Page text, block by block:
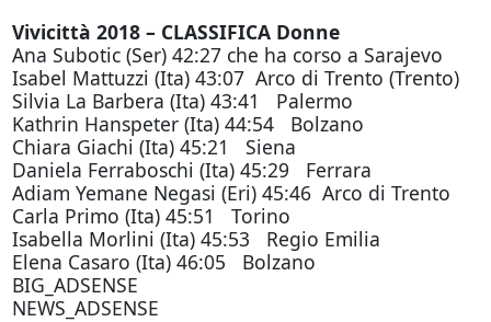
Vivicittà 2018 – CLASSIFICA Donne
Ana Subotic (Ser) 42:27 che ha corso a Sarajevo
Isabel Mattuzzi (Ita) 43:07 Arco di Trento (Trento)
Silvia La Barbera (Ita) 43:41 Palermo
Kathrin Hanspeter (Ita) 44:54 Bolzano
Chiara Giachi (Ita) 45:21 Siena
Daniela Ferraboschi (Ita) 45:29 Ferrara
Adiam Yemane Negasi (Eri) 45:46 Arco di Trento
Carla Primo (Ita) 45:51 Torino
Isabella Morlini (Ita) 45:53 Regio Emilia
Elena Casaro (Ita) 46:05 Bolzano
BIG_ADSENSE
NEWS_ADSENSE